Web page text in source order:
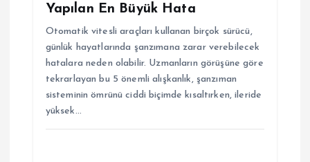
Yapılan En Büyük Hata
Otomatik vitesli araçları kullanan birçok sürücü,
günlük hayatlarında şanzımana zarar verebilecek
hatalara neden olabilir. Uzmanların görüşüne göre
tekrarlayan bu 5 önemli alışkanlık, şanzıman
sisteminin ömrünü ciddi biçimde kısaltırken, ileride
yüksek…